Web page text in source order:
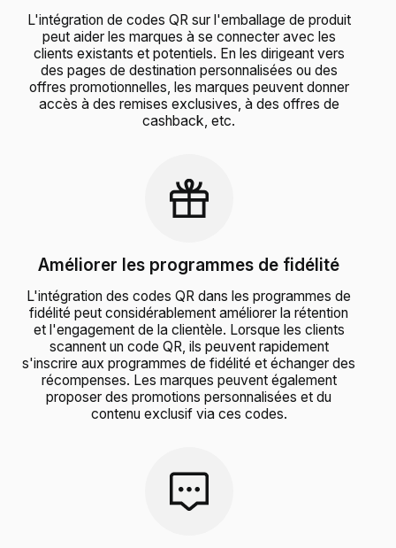
L'intégration de codes QR sur l'emballage de produit
peut aider les marques à se connecter avec les
clients existants et potentiels. En les dirigeant vers
des pages de destination personnalisées ou des
offres promotionnelles, les marques peuvent donner
accès à des remises exclusives, à des offres de
cashback, etc.
Améliorer les programmes de fidélité
L'intégration des codes QR dans les programmes de
fidélité peut considérablement améliorer la rétention
et l'engagement de la clientèle. Lorsque les clients
scannent un code QR, ils peuvent rapidement
s'inscrire aux programmes de fidélité et échanger des
récompenses. Les marques peuvent également
proposer des promotions personnalisées et du
contenu exclusif via ces codes.